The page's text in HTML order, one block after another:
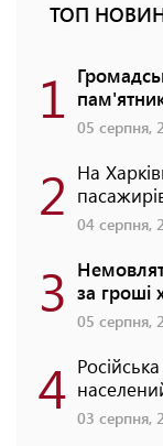
ТОП
1 05 серпня,
2 На
04 серпня,
3 за гроші
05 серпня,
4 03 серпня,